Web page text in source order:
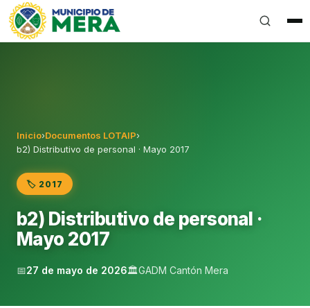
Gobierno Autónomo Descentralizado Municipal del
Inicio›Documentos LOTAIP›
b2) Distributivo de personal · Mayo 2017
🏷️ 2017
b2) Distributivo de personal ·
Mayo 2017
📅27 de mayo de 2026🏛️GADM Cantón Mera